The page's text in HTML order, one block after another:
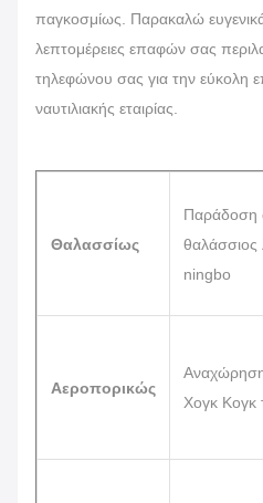
παγκοσμίως. Παρακαλώ
λεπτομέρειες επαφών σας
τηλεφώνου σας για την εύκολη
ναυτιλιακής εταιρίας.
Θαλασσίως
Παράδοση
θαλάσσιος
ningbo
Αεροπορικώς
Χογκ Κογκ